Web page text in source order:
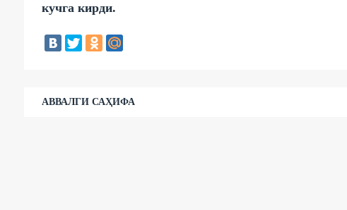
кучга кирди.
АВВАЛГИ САҲИФА